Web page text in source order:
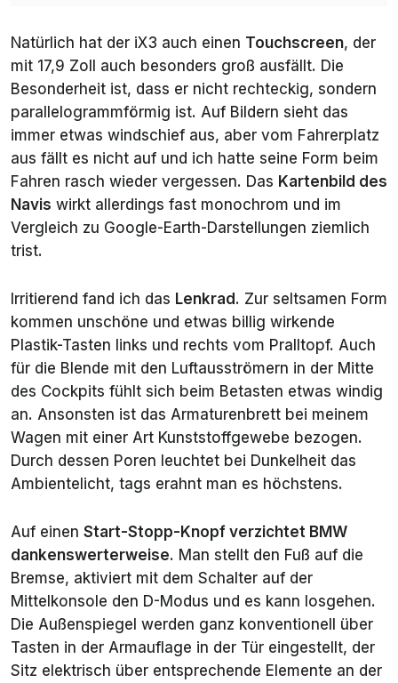
Natürlich hat der iX3 auch einen Touchscreen, der
mit 17,9 Zoll auch besonders groß ausfällt. Die
Besonderheit ist, dass er nicht rechteckig, sondern
parallelogrammförmig ist. Auf Bildern sieht das
immer etwas windschief aus, aber vom Fahrerplatz
aus fällt es nicht auf und ich hatte seine Form beim
Fahren rasch wieder vergessen. Das Kartenbild des
Navis wirkt allerdings fast monochrom und im
Vergleich zu Google-Earth-Darstellungen ziemlich
trist.
Irritierend fand ich das Lenkrad. Zur seltsamen Form
kommen unschöne und etwas billig wirkende
Plastik-Tasten links und rechts vom Pralltopf. Auch
für die Blende mit den Luftausströmern in der Mitte
des Cockpits fühlt sich beim Betasten etwas windig
an. Ansonsten ist das Armaturenbrett bei meinem
Wagen mit einer Art Kunststoffgewebe bezogen.
Durch dessen Poren leuchtet bei Dunkelheit das
Ambientelicht, tags erahnt man es höchstens.
Auf einen Start-Stopp-Knopf verzichtet BMW
dankenswerterweise. Man stellt den Fuß auf die
Bremse, aktiviert mit dem Schalter auf der
Mittelkonsole den D-Modus und es kann losgehen.
Die Außenspiegel werden ganz konventionell über
Tasten in der Armauflage in der Tür eingestellt, der
Sitz elektrisch über entsprechende Elemente an der